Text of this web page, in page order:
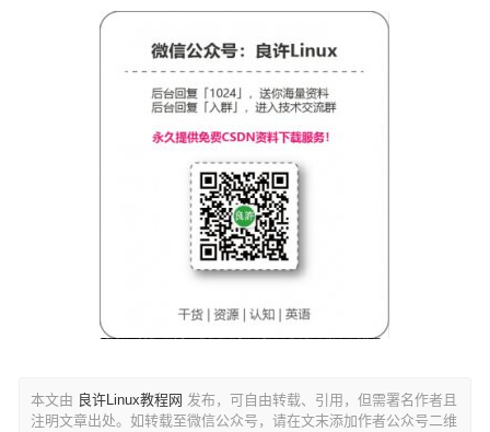
本文由 良许Linux教程网 发布，可自由转载、引用，但需署名作者且
注明文章出处。如转载至微信公众号，请在文末添加作者公众号二维